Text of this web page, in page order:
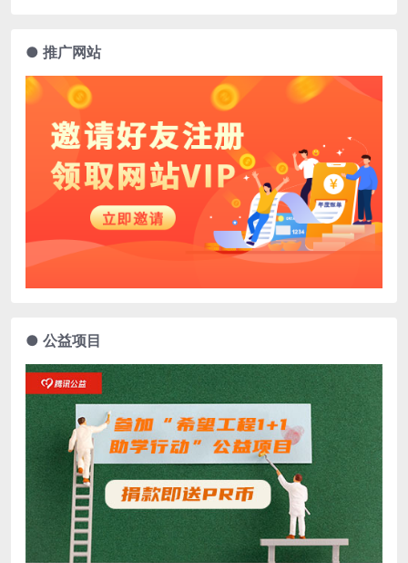
● 推广网站
● 公益项目